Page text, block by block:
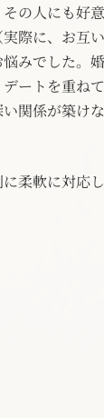
の人にも好
際に、お互
みでした。
ートを重ね
関係が築け
柔軟に対応